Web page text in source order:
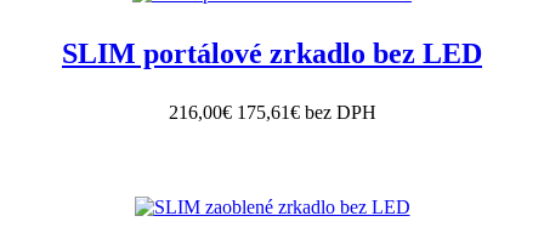
SLIM portálové zrkadlo bez LED
216,00€ 175,61€ bez DPH